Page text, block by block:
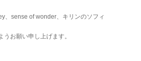
、sense of wonder、キリンのソフィ
お願い申し上げます。